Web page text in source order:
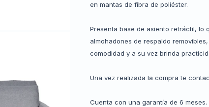
en mantas de fibra de poliéster.
Presenta base de asiento retráctil, lo
almohadones de respaldo
comodidad y a su vez brinda
Una vez realizada la compra te
Cuenta con una garantía de 6 meses.